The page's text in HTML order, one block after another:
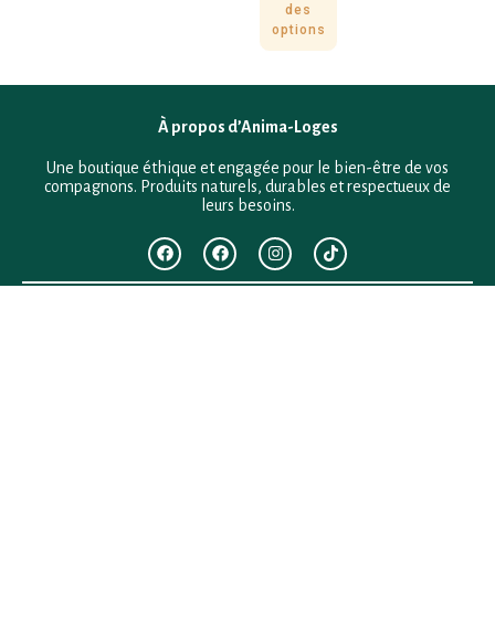
des
options
À propos d’Anima-Loges
Une boutique éthique et engagée pour le bien-être de vos
compagnons. Produits naturels, durables et respectueux de
leurs besoins.